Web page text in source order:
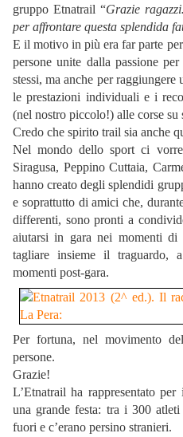
gruppo Etnatrail “Grazie
per affrontare questa splendida
E il motivo in più era far parte
persone unite dalla passione
stessi, ma anche per
le prestazioni individuali e i
(nel nostro piccolo!) alle corse su
Credo che spirito trail sia anche
Nel mondo dello sport ci
Siragusa, Peppino Cuttaia,
hanno creato degli splendidi
e soprattutto di amici che,
differenti, sono pronti a
aiutarsi in gara nei momenti
tagliare insieme il traguardo,
momenti post-gara.
Per fortuna, nel movimento
persone.
Grazie!
L’Etnatrail ha rappresentato
una grande festa: tra i 300
fuori e c’erano persino stranieri.